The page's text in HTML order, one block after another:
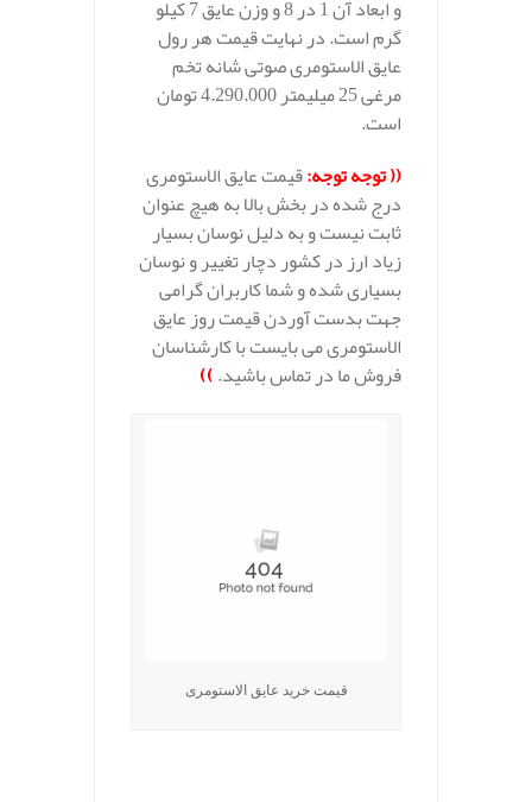
و ابعاد آن 1 در 8 و وزن عایق 7 کیلو
گرم است. در نهایت قیمت هر رول
عایق الاستومری صوتی شانه تخم
مرغی 25 میلیمتر 4.290.000 تومان
است.
(( توجه توجه:قیمت عایق الاستومری
درج شده در بخش بالا به هیچ عنوان
ثابت نیست و به دلیل نوسان بسیار
زیاد ارز در کشور دچار تغییر و نوسان
بسیاری شده و شما کاربران گرامی
جهت بدست آوردن قیمت روز عایق
الاستومری می بایست با کارشناسان
فروش ما در تماس باشید.))
قیمت خرید عایق الاستومری